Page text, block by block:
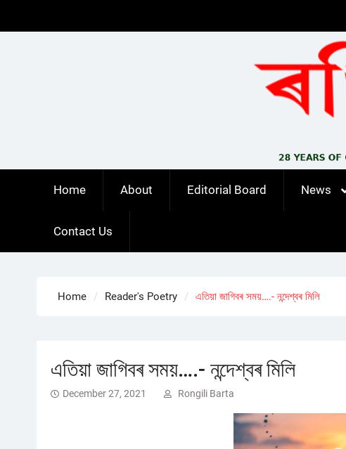
Home About Editorial Board News
Contact Us
Home Reader's Poetry এতিয়া জাগিবৰ সময়….- নন্দেশ্বৰ মিলি
এতিয়া জাগিবৰ সময়….- নন্দেশ্বৰ মিলি
December 27, 2021 Rongili Barta